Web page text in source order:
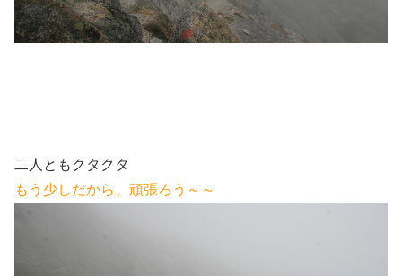
二人ともクタクタ
もう少しだから、頑張ろう～～